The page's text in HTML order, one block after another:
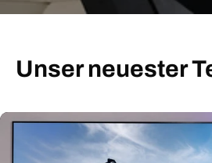
Unser neuester